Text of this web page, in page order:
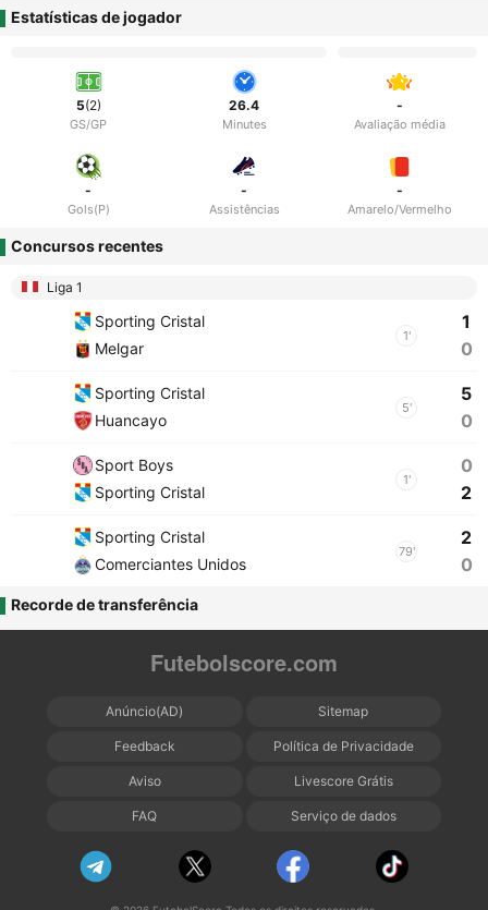
Estatísticas de jogador
5(2)
GS/GP
26.4
Minutes
-
Avaliação média
-
Gols(P)
-
Assistências
-
Amarelo/Vermelho
Concursos recentes
Liga 1
Sporting Cristal
Melgar
1'
1
0
Sporting Cristal
Huancayo
5'
5
0
Sport Boys
Sporting Cristal
1'
0
2
Sporting Cristal
Comerciantes Unidos
79'
2
0
Recorde de transferência
Futebolscore.com
Anúncio(AD) Sitemap
Feedback Política de Privacidade
Aviso Livescore Grátis
FAQ Serviço de dados